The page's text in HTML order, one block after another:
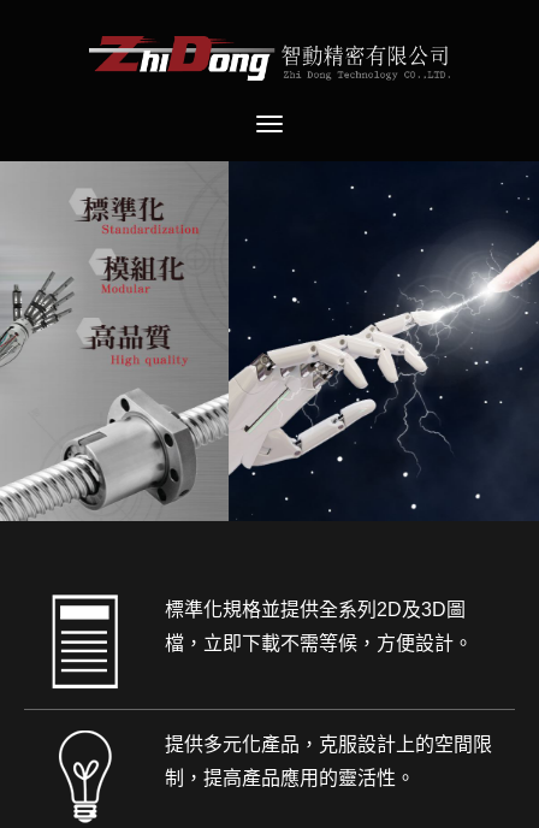
標準化規格並提供全系列2D及3D圖
檔，立即下載不需等候，方便設計。
提供多元化產品，克服設計上的空間限
制，提高產品應用的靈活性。